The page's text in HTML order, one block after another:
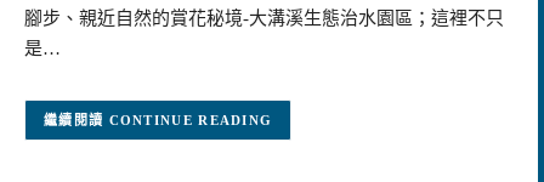
腳步、親近自然的賞花秘境-大溝溪生態治水園區；這裡不只
是…
CONTINUE READING